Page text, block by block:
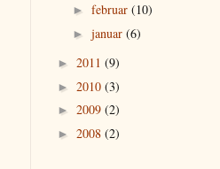
► februar (10)
► januar (6)
► 2011 (9)
► 2010 (3)
► 2009 (2)
► 2008 (2)